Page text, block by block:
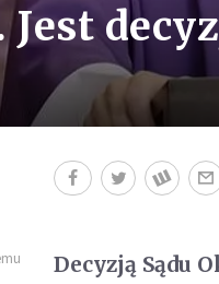
Jest
Decyzją Sądu